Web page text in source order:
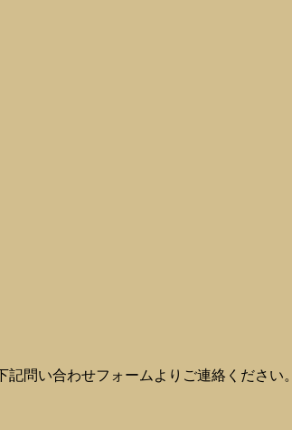
問い合わせフォームよりご連絡ください。